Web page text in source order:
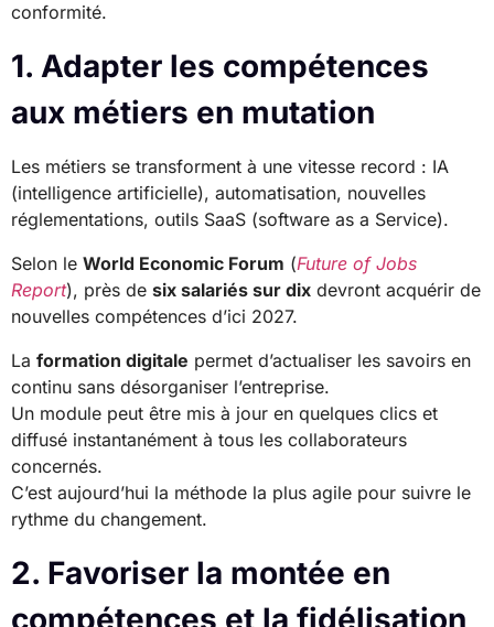
conformité.
1. Adapter les compétences
aux métiers en mutation
Les métiers se transforment à une vitesse record : IA
(intelligence artificielle), automatisation, nouvelles
réglementations, outils SaaS (software as a Service).
Selon le World Economic Forum (Future of Jobs
Report), près de six salariés sur dix devront acquérir de
nouvelles compétences d’ici 2027.
La formation digitale permet d’actualiser les savoirs en
continu sans désorganiser l’entreprise.
Un module peut être mis à jour en quelques clics et
diffusé instantanément à tous les collaborateurs
concernés.
C’est aujourd’hui la méthode la plus agile pour suivre le
rythme du changement.
2. Favoriser la montée en